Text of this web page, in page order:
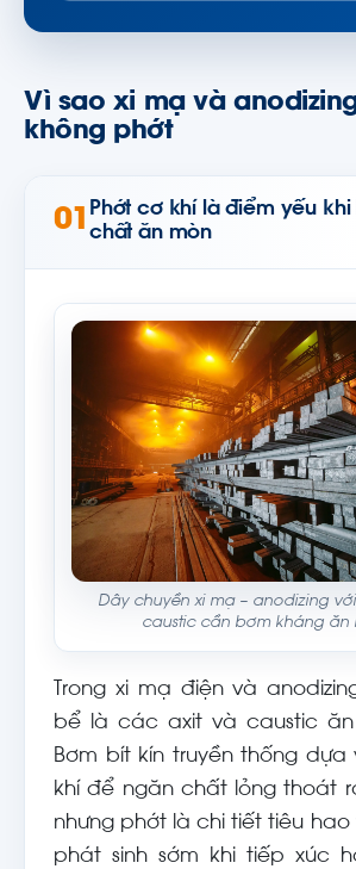
Vì sao xi mạ và
không phớt
01 Phớt cơ khí là điểm yếu
chất ăn mòn
Dây chuyền xi mạ – anodizing
caustic cần bơm kháng ăn
Trong xi mạ điện và
bể là các axit và caustic ăn
Bơm bít kín truyền thống
khí để ngăn chất lỏng thoát
nhưng phớt là chi tiết tiêu hao
phát sinh sớm khi tiếp xúc